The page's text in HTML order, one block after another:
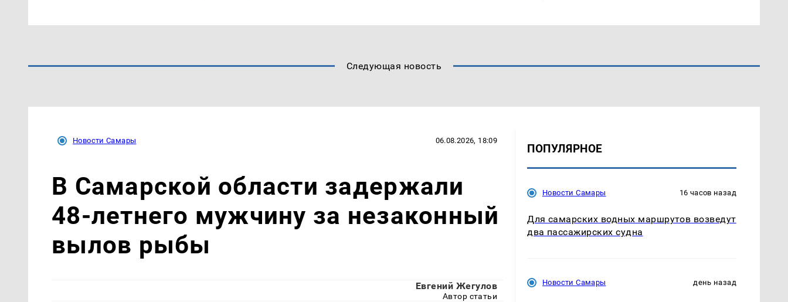
Следующая новость
Новости Самары 06.08.2026, 18:09
В Самарской области задержали
48-летнего мужчину за незаконный
вылов рыбы
Евгений Жегулов
Автор статьи
ПОПУЛЯРНОЕ
Новости Самары 16 часов назад
Для самарских водных маршрутов возведут
два пассажирских судна
Новости Самары день назад